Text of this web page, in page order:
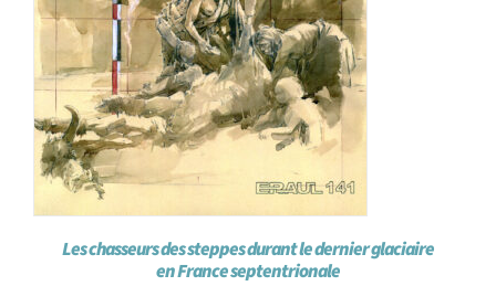
Les chasseurs des steppes durant le dernier glaciaire
en France septentrionale